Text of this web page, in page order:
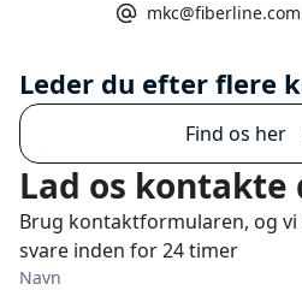
mkc@fiberline.com
Leder du efter flere
Find os her
Lad os kontakte
Brug kontaktformularen, og
svare inden for 24 timer
Navn